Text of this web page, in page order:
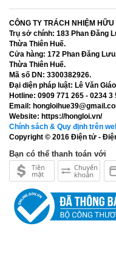
CÔNG TY TRÁCH NHIỆM
Trụ sở chính: 183 Phan Đăng
Thừa Thiên Huế.
Cửa hàng: 172 Phan Đăng
Thừa Thiên Huế.
Mã số DN: 3300382926.
Đại diện pháp luật: Lê Văn
Hotline: 0909 771 265 - 0234 3
Email:
Website: https://hongloi.vn/
Chính sách & Quy định trên
Copyright © 2016 Điện tử -
Bạn có thể thanh toán với